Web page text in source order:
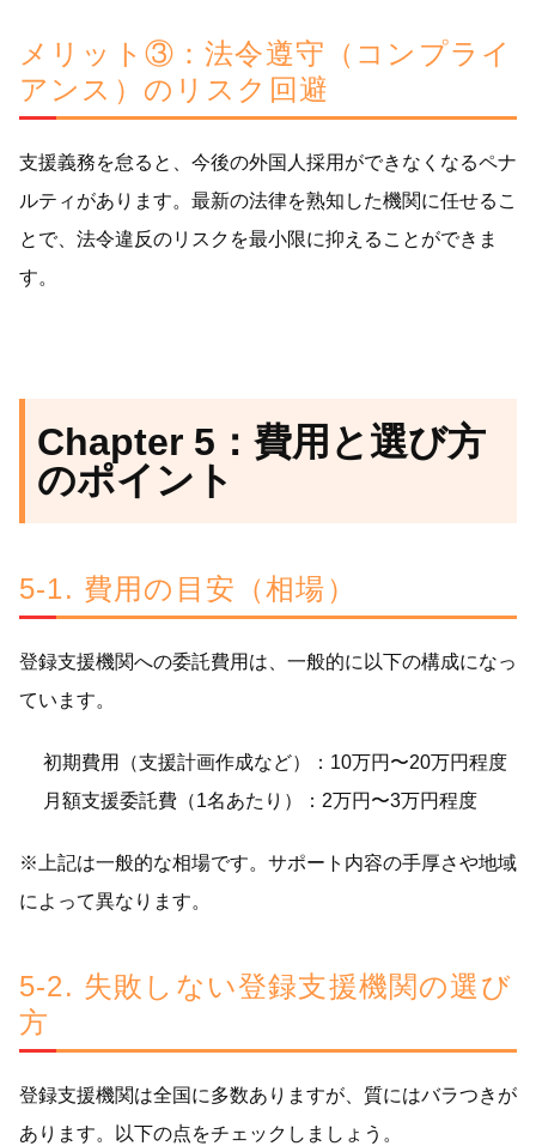
メリット③：法令遵守（コンプライ
アンス）のリスク回避
支援義務を怠ると、今後の外国人採用ができなくなるペナ
ルティがあります。最新の法律を熟知した機関に任せるこ
とで、法令違反のリスクを最小限に抑えることができま
す。
Chapter 5：費用と選び方
のポイント
5-1. 費用の目安（相場）
登録支援機関への委託費用は、一般的に以下の構成になっ
ています。
初期費用（支援計画作成など）：10万円〜20万円程度
月額支援委託費（1名あたり）：2万円〜3万円程度
※上記は一般的な相場です。サポート内容の手厚さや地域
によって異なります。
5-2. 失敗しない登録支援機関の選び
方
登録支援機関は全国に多数ありますが、質にはバラつきが
あります。以下の点をチェックしましょう。